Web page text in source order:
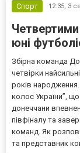
Спорт 12:35, 3
Четвертими
юні
Збірна команда
четвірки
років народження.
колос України”,
донеччани
півфіналу та
команд. Як
та представник